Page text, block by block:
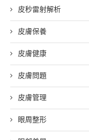
皮秒雷射解析
皮膚保養
皮膚健康
皮膚問題
皮膚管理
眼周整形